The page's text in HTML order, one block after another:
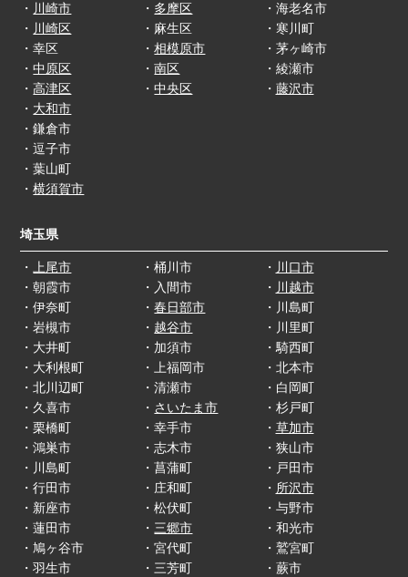
・ 川崎市
・ 川崎区
・幸区
・中原区
・高津区
・ 多摩区
・麻生区
・相模原市
・南区
・中央区
・海老名市
・寒川町
・茅ヶ崎市
・綾瀬市
・ 藤沢市
・ 大和市
・鎌倉市
・逗子市
・葉山町
・横須賀市
埼玉県
・上尾市
・朝霞市
・伊奈町
・岩槻市
・大井町
・大利根町
・桶川市
・入間市
・春日部市
・ 越谷市
・加須市
・上福岡市
・ 川口市
・ 川越市
・川島町
・川里町
・騎西町
・北本市
・北川辺町
・久喜市
・栗橋町
・鴻巣市
・川島町
・行田市
・清瀬市
・ さいたま市
・幸手市
・志木市
・菖蒲町
・庄和町
・白岡町
・杉戸町
・ 草加市
・狭山市
・戸田市
・ 所沢市
・新座市
・蓮田市
・鳩ヶ谷市
・羽生市
・松伏町
・三郷市
・宮代町
・三芳町
・与野市
・和光市
・鷲宮町
・蕨市